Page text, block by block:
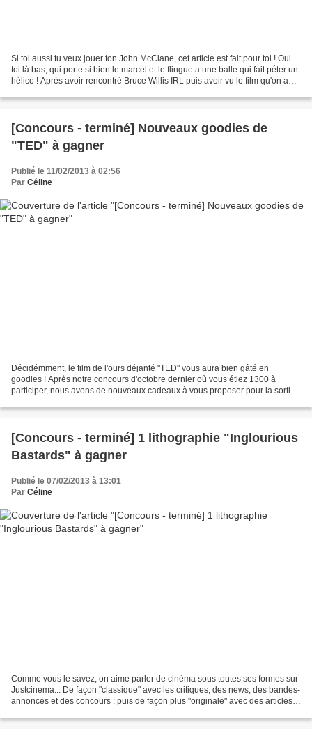
Si toi aussi tu veux jouer ton John McClane, cet article est fait pour toi ! Oui
toi là bas, qui porte si bien le marcel et le flingue a une balle qui fait péter un
hélico ! Après avoir rencontré Bruce Willis IRL puis avoir vu le film qu'on a
[Concours - terminé] Nouveaux goodies de
"TED" à gagner
Publié le 11/02/2013 à 02:56
Par Céline
Décidémment, le film de l'ours déjanté "TED" vous aura bien gâté en
goodies ! Après notre concours d'octobre dernier où vous étiez 1300 à
participer, nous avons de nouveaux cadeaux à vous proposer pour la sortie
[Concours - terminé] 1 lithographie "Inglourious
Bastards" à gagner
Publié le 07/02/2013 à 13:01
Par Céline
Comme vous le savez, on aime parler de cinéma sous toutes ses formes sur
Justcinema... De façon "classique" avec les critiques, des news, des bandes-
annonces et des concours ; puis de façon plus "originale" avec des articles